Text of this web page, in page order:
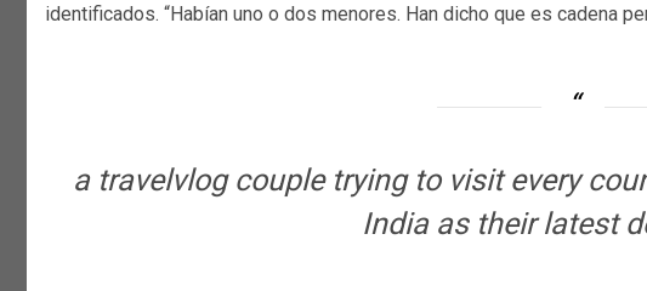
identificados. “Habían uno o dos menores. Han dicho que es cadena
a travelvlog couple trying to visit every
India as their latest